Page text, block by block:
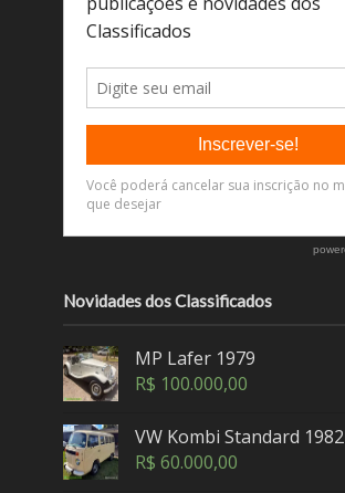
Novidades dos Classificados
MP Lafer 1979
R$ 100.000,00
VW Kombi Standard 1982
R$ 60.000,00